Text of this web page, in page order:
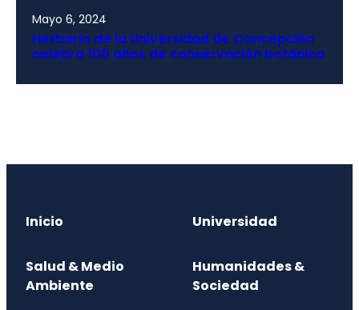
Mayo 6, 2024
Herbario de la Universidad de Concepción
celebra 100 años de conservación botánica
Inicio Universidad
Salud & Medio
Ambiente
Humanidades &
Sociedad